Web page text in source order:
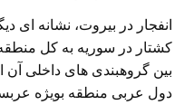
انفجار در بیروت، نشانه
کشتار در سوریه به کل
بین گروهبندی های داخلی
دول عربی منطقه بویژه